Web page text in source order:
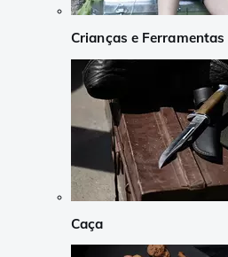
Crianças e Ferramentas
Caça